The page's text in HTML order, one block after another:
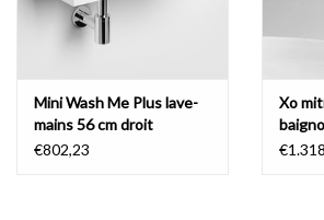
mitigeur de baignoire.
Cela offre beaucoup
conception et d'innombrables possibilités.
Le mitigeur de lavabo type 1 a une forme
Le bec pivote de 360º et la poignée peut
Pour cette raison, vous avez
Mini Wash Me Plus lave-
mains 56 cm droit
€802,23
Xo